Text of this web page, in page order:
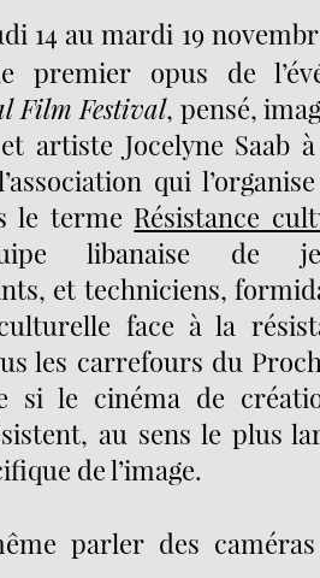
14 au mardi 19
premier opus de
Film Festival, pensé,
artiste Jocelyne Saab
qui
le terme Résistance
libanaise de
et techniciens,
face à la
les carrefours du
si le cinéma de
au sens le plus
de l’image.
parler des